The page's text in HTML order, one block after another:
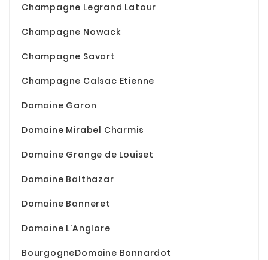
Champagne Legrand Latour
Champagne Nowack
Champagne Savart
Champagne Calsac Etienne
Domaine Garon
Domaine Mirabel Charmis
Domaine Grange de Louiset
Domaine Balthazar
Domaine Banneret
Domaine L'Anglore
BourgogneDomaine Bonnardot